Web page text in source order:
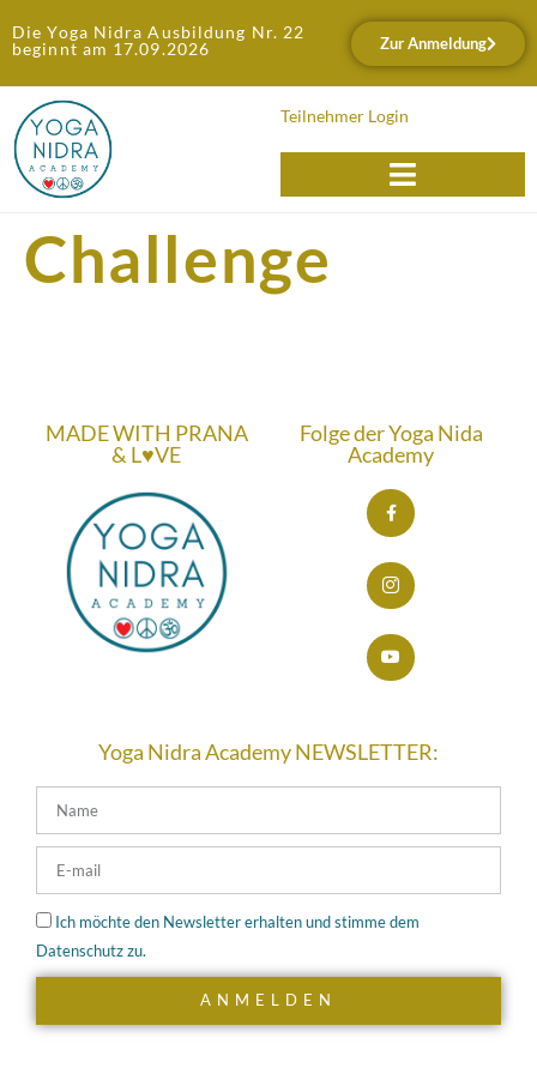
Die Yoga Nidra Ausbildung Nr. 22
beginnt am 17.09.2026
Zur Anmeldung
Teilnehmer Login
Challenge
MADE WITH PRANA
& L♥VE
Folge der Yoga Nida
Academy
Yoga Nidra Academy NEWSLETTER:
Ich möchte den Newsletter erhalten und stimme dem
Datenschutz zu.
ANMELDEN